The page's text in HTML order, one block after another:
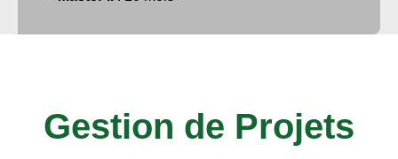
Gestion de Projets